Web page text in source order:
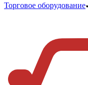
Торговое оборудование